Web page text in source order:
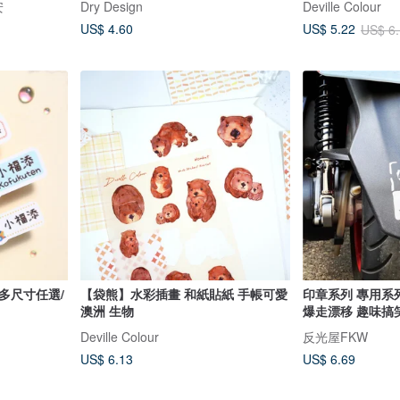
Dry Design
US$ 4.60
Deville Colour
US$ 5.22 US$
尺寸任選/
【袋熊】水彩插畫 和紙貼紙 手帳可愛
澳洲 生物
Deville Colour
US$ 6.13
印章系列 專用系
爆走漂移 趣味搞
反光屋FKW
US$ 6.69